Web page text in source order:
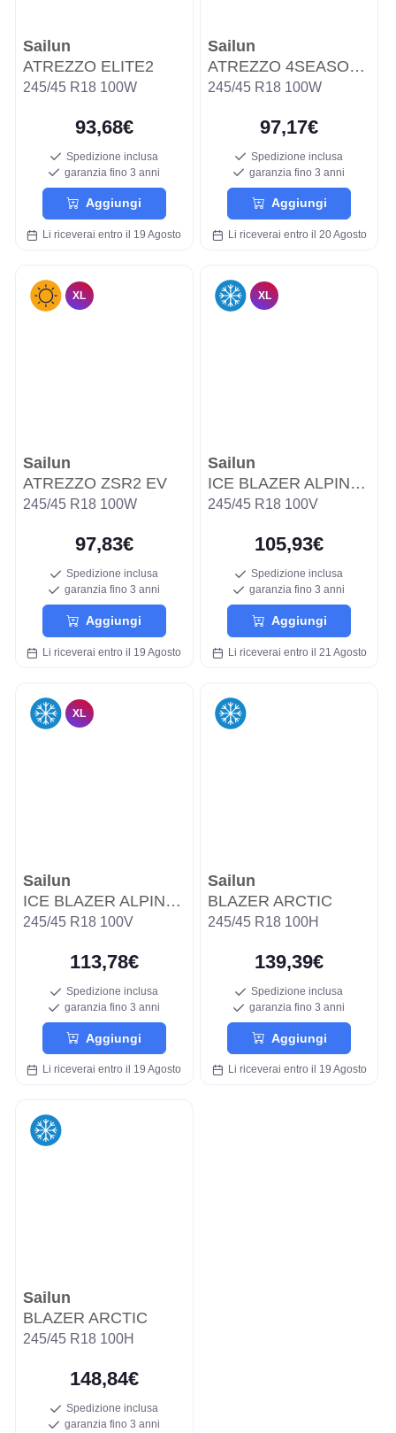
Sailun
ATREZZO ELITE2
245/45 R18 100W
93,68€
Spedizione inclusa
garanzia fino 3 anni
Aggiungi
Li riceverai entro il 19 Agosto
Sailun
ATREZZO 4SEASONS PRO
245/45 R18 100W
97,17€
Spedizione inclusa
garanzia fino 3 anni
Aggiungi
Li riceverai entro il 20 Agosto
XL
Sailun
ATREZZO ZSR2 EV
245/45 R18 100W
97,83€
Spedizione inclusa
garanzia fino 3 anni
Aggiungi
Li riceverai entro il 19 Agosto
XL
Sailun
ICE BLAZER ALPINE EVO WSL3A
245/45 R18 100V
105,93€
Spedizione inclusa
garanzia fino 3 anni
Aggiungi
Li riceverai entro il 21 Agosto
XL
Sailun
ICE BLAZER ALPINE EVO WSL3A
245/45 R18 100V
113,78€
Spedizione inclusa
garanzia fino 3 anni
Aggiungi
Li riceverai entro il 19 Agosto
Sailun
BLAZER ARCTIC
245/45 R18 100H
139,39€
Spedizione inclusa
garanzia fino 3 anni
Aggiungi
Li riceverai entro il 19 Agosto
Sailun
BLAZER ARCTIC
245/45 R18 100H
148,84€
Spedizione inclusa
garanzia fino 3 anni